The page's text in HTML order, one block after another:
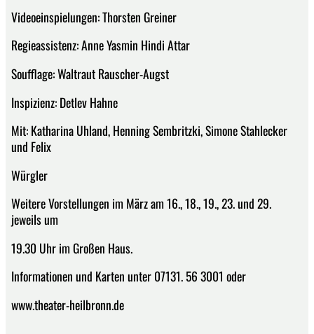
Videoeinspielungen: Thorsten Greiner
Regieassistenz: Anne Yasmin Hindi Attar
Soufflage: Waltraut Rauscher-Augst
Inspizienz: Detlev Hahne
Mit: Katharina Uhland, Henning Sembritzki, Simone Stahlecker
und Felix
Würgler
Weitere Vorstellungen im März am 16., 18., 19., 23. und 29.
jeweils um
19.30 Uhr im Großen Haus.
Informationen und Karten unter 07131. 56 3001 oder
www.theater-heilbronn.de